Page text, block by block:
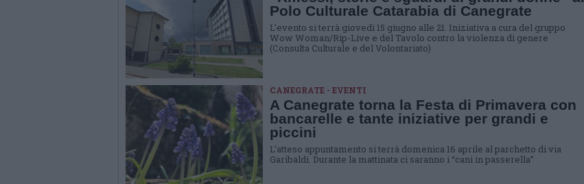
Polo Culturale Catarabia di Canegrate
L’evento si terrà giovedì 15 giugno alle 21. Iniziativa a cura del gruppo
Wow Woman/Rip-Live e del Tavolo contro la violenza di genere
(Consulta Culturale e del Volontariato)
CANEGRATE - EVENTI
A Canegrate torna la Festa di Primavera con
bancarelle e tante iniziative per grandi e
piccini
L’atteso appuntamento si terrà domenica 16 aprile al parchetto di via
Garibaldi. Durante la mattinata ci saranno i “cani in passerella”